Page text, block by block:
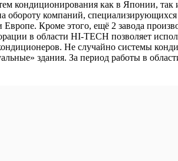
кондиционирования как в Японии,
обороту компаний,
Кроме этого, ещё 2 завода
в области HI-TECH позволяет
Не случайно системы
здания. За период работы в